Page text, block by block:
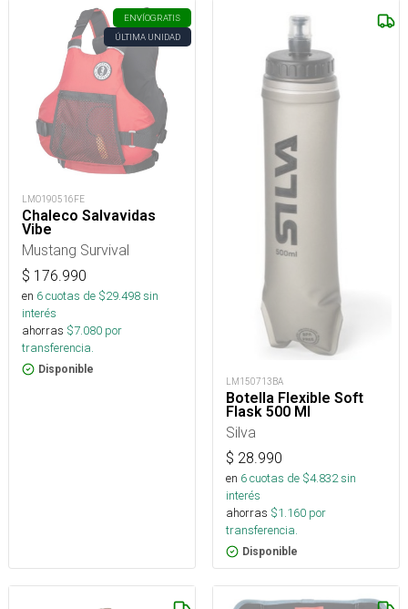
ENVÍOGRATIS
ÚLTIMA UNIDAD
LMO190516FE
Chaleco Salvavidas
Vibe
Mustang Survival
$ 176.990
en 6cuotas de $29.498sin
interés
ahorras $7.080 por
transferencia.
Disponible
LM150713BA
Botella Flexible Soft
Flask 500 Ml
Silva
$ 28.990
en 6cuotas de $4.832sin
interés
ahorras $1.160 por
transferencia.
Disponible